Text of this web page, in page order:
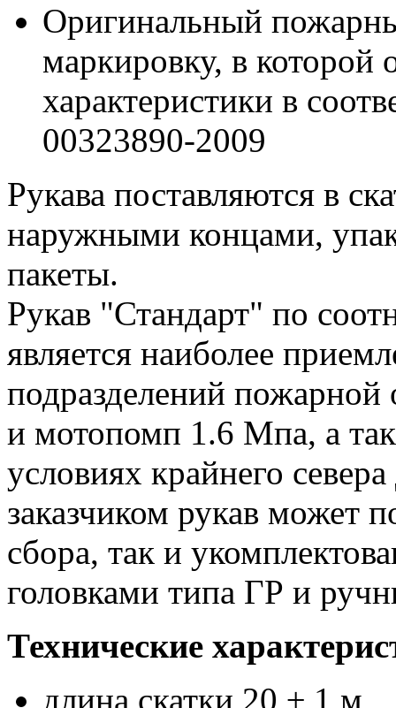
Оригинальный
маркировку, в которой
характеристики в
00323890-2009
Рукава поставляются в
наружными концами,
пакеты.
Рукав "Стандарт" по
является наиболее
подразделений
и мотопомп 1.6 Мпа, а
условиях крайнего
заказчиком рукав может
сбора, так и
головками типа ГР и
Технические
длина скатки 20 ± 1 м,